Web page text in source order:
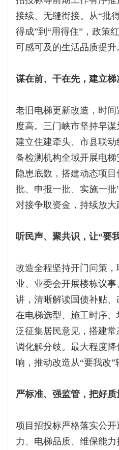
接续、无缝衔接。从“批
得成”到“用得住”，政策
可感可及的生活品质提升
谋在前、干在先，建立梯
老旧电梯更新改造，时
度高。三门峡市坚持早谋
建立住建牵头、市县联
备检测机构全域开展电
隐患底数，搭建动态项
批、申报一批、实施一
对接争取资金，持续放大
听民声、聚共识，让“要
改造全程坚持开门问策
业、业委会开展楼栋议
讲，清晰解读国债补贴、
在电梯选型、施工时序
泛征集居民意见，搭建
调化解分歧。最大程度
响，推动改造从“要我改”
严标准、强监管，把好
项目招投标严格落实公
力、电梯品质、维保能